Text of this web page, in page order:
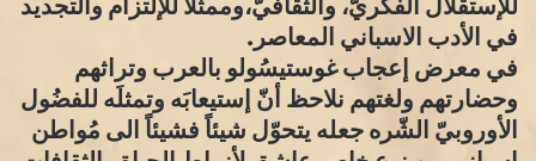
للإستقلال الفكريّ، والثقافيّ،وممثّلا للإلتزام والتجديد
في الأدب الاسباني المعاصر.
في معرض إعجاب غوستيسُولو بالعرب وتراثهم
وحضارتهم ولغتهم نلاحظ أنّ إستيعابَه وتمثلَه للفضُول
الأوروبيّ الشّره جعله يتحوّل شيئاً فشيئاً الى مُواطن